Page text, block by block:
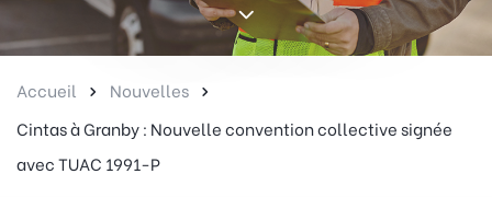
Accueil
Nouvelles
Cintas à Granby : Nouvelle convention collective signée
avec TUAC 1991-P